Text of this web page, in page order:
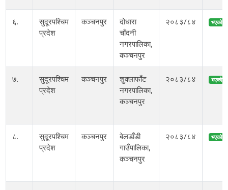
६.
सुदूरपश्चिम
प्रदेश
कञ्चनपुर
दोधारा
चाँदनी
नगरपालिका,
कञ्चनपुर
२०८३/८४ भएको
७.
सुदूरपश्चिम
प्रदेश
कञ्चनपुर
शुक्लाफाँट
नगरपालिका,
कञ्चनपुर
२०८३/८४ भएको
८.
सुदूरपश्चिम
प्रदेश
कञ्चनपुर
बेलडाँडी
गाउँपालिका,
कञ्चनपुर
२०८३/८४ भएको